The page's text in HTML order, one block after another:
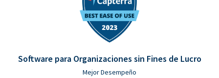
Software para Organizaciones sin Fines de Lucro
Mejor Desempeño